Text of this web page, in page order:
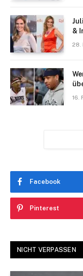
&
28.
16.
Facebook
Pinterest
NICHT VERPASSEN